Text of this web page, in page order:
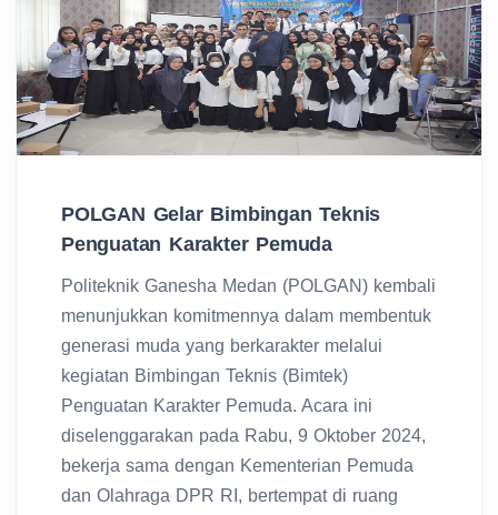
POLGAN Gelar Bimbingan Teknis
Penguatan Karakter Pemuda
Politeknik Ganesha Medan (POLGAN) kembali
menunjukkan komitmennya dalam membentuk
generasi muda yang berkarakter melalui
kegiatan Bimbingan Teknis (Bimtek)
Penguatan Karakter Pemuda. Acara ini
diselenggarakan pada Rabu, 9 Oktober 2024,
bekerja sama dengan Kementerian Pemuda
dan Olahraga DPR RI, bertempat di ruang